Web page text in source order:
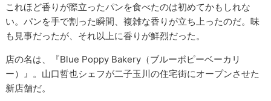
これほど香りが際立ったパンを食べたのは初めてかもしれな
い。パンを手で割った瞬間、複雑な香りが立ち上ったのだ。味
も見事だったが、それ以上に香りが鮮烈だった。
店の名は、『Blue Poppy Bakery（ブルーポピーベーカリ
ー）』。山口哲也シェフが二子玉川の住宅街にオープンさせた
新店舗だ。